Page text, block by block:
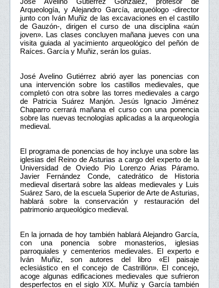
Arqueología, y Alejandro García, arqueólogo -director
junto con Iván Muñiz de las excavaciones en el castillo
de Gauzón-, dirigen el curso de una disciplina «aún
joven». Las clases concluyen mañana jueves con una
visita guiada al yacimiento arqueológico del peñón de
Raíces. García y Muñiz, serán los guías.
José Avelino Gutiérrez abrió ayer las ponencias con
una intervención sobre los castillos medievales, que
completó con otra sobre las torres medievales a cargo
de Patricia Suárez Manjón. Jesús Ignacio Jiménez
Chaparro cerrará mañana el curso con una ponencia
sobre las nuevas tecnologías aplicadas a la arqueología
medieval.
El programa de ponencias de hoy incluye una sobre las
iglesias del Reino de Asturias a cargo del experto de la
Universidad de Oviedo Pío Lorenzo Arias Páramo.
Javier Fernández Conde, catedrático de Historia
medieval disertará sobre las aldeas medievales y Luis
Suárez Saro, de la escuela Superior de Arte de Asturias,
hablará sobre la conservación y restauración del
patrimonio arqueológico medieval.
En la jornada de hoy también hablará Alejandro García,
con una ponencia sobre monasterios, iglesias
parroquiales y cementerios medievales. El experto e
Iván Muñiz, son autores del libro «El paisaje
eclesiástico en el concejo de Castrillón». El concejo,
acoge algunas edificaciones medievales que sufrieron
desperfectos en el siglo XIX. Muñiz y García también